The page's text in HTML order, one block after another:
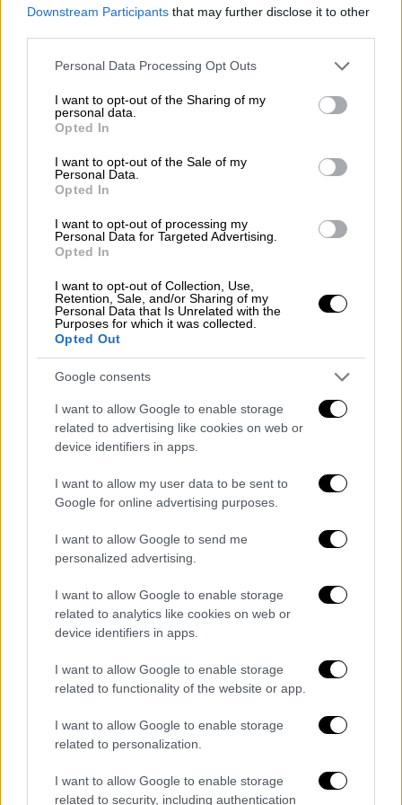
Downstream Participants that may further disclose it to other
Please note that this website/app uses one or more Google
not limited to your visit or usage behaviour. You may click to
grant or deny consent to Google and its third-party tags to
use your data for below specified purposes in below Google
consent section.
Personal Data Processing Opt Outs
I want to opt-out of the Sharing of my
personal data.
Opted In
I want to opt-out of the Sale of my
Personal Data.
Opted In
I want to opt-out of processing my
Personal Data for Targeted Advertising.
Opted In
I want to opt-out of Collection, Use,
Retention, Sale, and/or Sharing of my
Personal Data that Is Unrelated with the
Purposes for which it was collected.
Opted Out
Google consents
I want to allow Google to enable storage
related to advertising like cookies on web or
device identifiers in apps.
I want to allow my user data to be sent to
Google for online advertising purposes.
I want to allow Google to send me
personalized advertising.
I want to allow Google to enable storage
related to analytics like cookies on web or
device identifiers in apps.
I want to allow Google to enable storage
related to functionality of the website or app.
I want to allow Google to enable storage
related to personalization.
I want to allow Google to enable storage
related to security, including authentication
Τεχνολογία|14.02.2020 17:41
Facebook: Φέρνει εφαρμογή γνωριμιών
Ηταν θέμα χρόνου η δημοφιλής πλατφόρμα
κοινωνικής δικτύωσης να διεκδικήσει
μερίδιο από την πίτα των online ερωτικών
γνωριμιών
ΑΛΛΑ #TAGS
εφαρμογές
ειδήσεις τώρα
Pride 2026
queer
Singles
POPULAR VIDEOS